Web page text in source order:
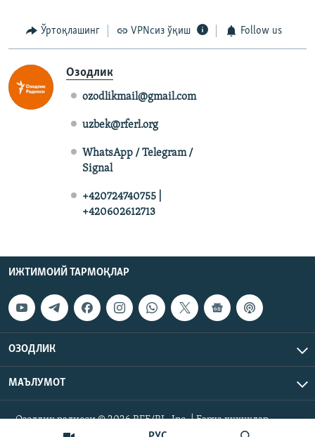
Ўртоқлашинг VPNсиз ўқиш Follow us
Озодлик
ozodlikmail@gmail.com
uzbek@rferl.org
WhatsApp / Telegram /
Signal
+420724740755 |
+420602612713
ИЖТИМОИЙ ТАРМОҚЛАР
ОЗОДЛИК
МАЪЛУМОТ
Озодлик радиоси © 2026 RFE/RL, Inc. | Барча ҳуқуқлар
ҳимояланган.